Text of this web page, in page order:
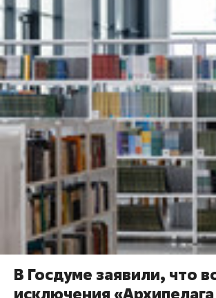
В Госдуме заявили, что
исключения